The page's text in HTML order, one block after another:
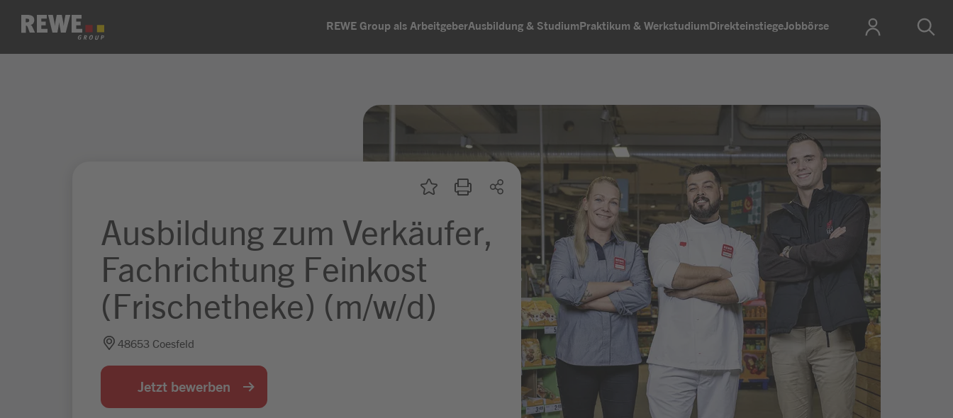
Zum Inhalt springen REWE Group als ArbeitgeberAusbildung & StudiumPraktikum & WerkstudiumDirekteinstiegeJobbörse
Ausbildung zum Verkäufer,
Fachrichtung Feinkost
(Frischetheke) (m/w/d)
48653 Coesfeld
Jetzt bewerben